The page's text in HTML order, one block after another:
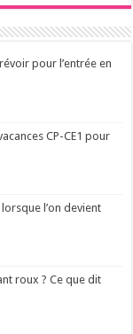
pour l’entrée en
CP-CE1 pour
l’on devient
roux ? Ce que dit